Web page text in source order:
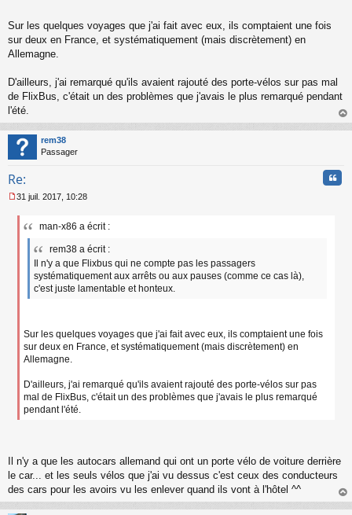
l
u
Sur les quelques voyages que j'ai fait avec eux, ils comptaient une fois
sur deux en France, et systématiquement (mais discrètement) en
Allemagne.
D'ailleurs, j'ai remarqué qu'ils avaient rajouté des porte-vélos sur pas mal
de FlixBus, c'était un des problèmes que j'avais le plus remarqué pendant
l'été.
au
rem38
Passager
Re:
e
31 juil. 2017, 10:28
man-x86 a écrit :
rem38 a écrit :
Il n'y a que Flixbus qui ne compte pas les passagers
systématiquement aux arrêts ou aux pauses (comme ce cas là),
c'est juste lamentable et honteux.
Sur les quelques voyages que j'ai fait avec eux, ils comptaient une fois
sur deux en France, et systématiquement (mais discrètement) en
Allemagne.
D'ailleurs, j'ai remarqué qu'ils avaient rajouté des porte-vélos sur pas
mal de FlixBus, c'était un des problèmes que j'avais le plus remarqué
pendant l'été.
Il n'y a que les autocars allemand qui ont un porte vélo de voiture derrière
le car... et les seuls vélos que j'ai vu dessus c'est ceux des conducteurs
des cars pour les avoirs vu les enlever quand ils vont à l'hôtel ^^
au